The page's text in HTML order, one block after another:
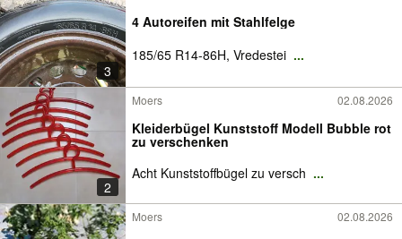
3
4 Autoreifen mit Stahlfelge
185/65 R14-86H, Vredestei ...
2
Moers 02.08.2026
Kleiderbügel Kunststoff Modell Bubble rot
zu verschenken
Acht Kunststoffbügel zu versch ...
Moers 02.08.2026